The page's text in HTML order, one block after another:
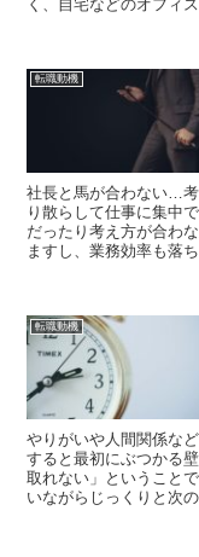
く、自宅などのオフィ
転職動機
社長と馬が合わない…
り散らして仕事に集中
だったり考え方が合わ
ますし、業務効率も落
転職動機
やりがいや人間関係な
すると最初にぶつかる
取れない」ということ
いながらじっくりと次